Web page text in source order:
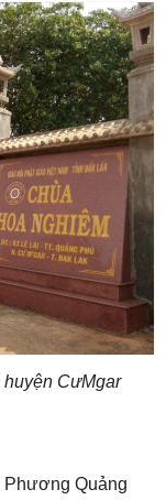
CưMgar
Phương Quảng